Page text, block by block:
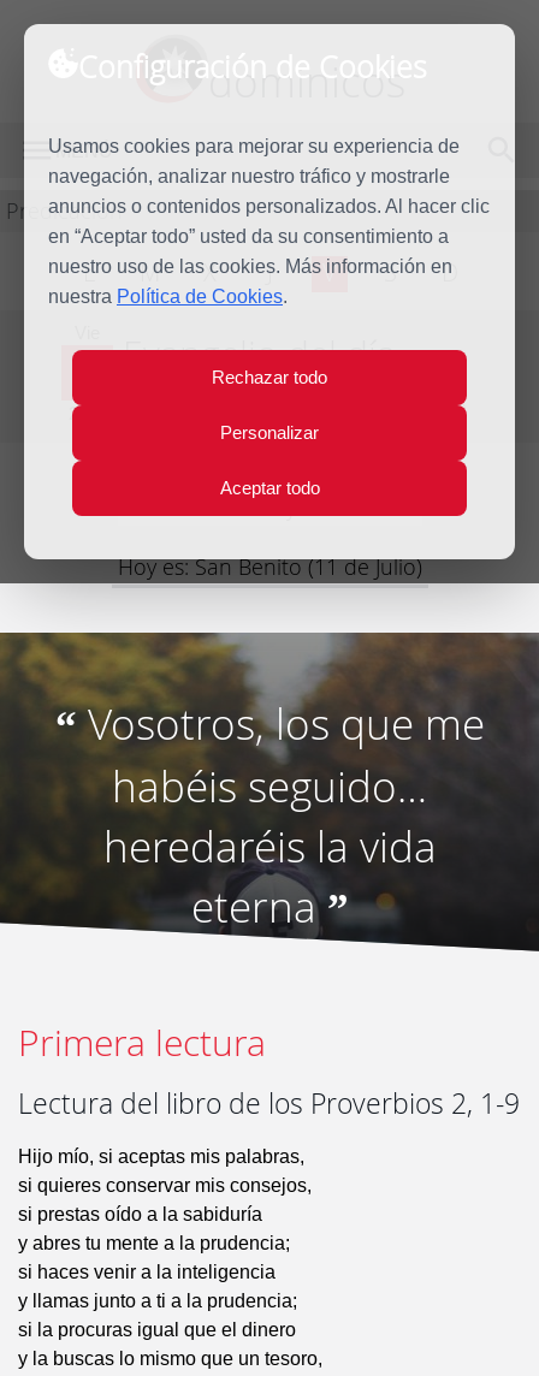
Configuración de Cookies
Usamos cookies para mejorar su experiencia de
navegación, analizar nuestro tráfico y mostrarle
anuncios o contenidos personalizados. Al hacer clic
en “Aceptar todo” usted da su consentimiento a
nuestro uso de las cookies. Más información en
nuestra Política de Cookies.
Rechazar todo
Personalizar
Aceptar todo
dominicos
MENÚ
Predicación
L M X J V S D
11
2014
Evangelio del día
Decimocuarta semana del Tiempo Ordinario
Lecturas del día y comentario
Hoy es: San Benito (11 de Julio)
“Vosotros, los que me
habéis seguido…
heredaréis la vida
eterna”
Primera lectura
Lectura del libro de los Proverbios 2, 1-9
Hijo mío, si aceptas mis palabras,
si quieres conservar mis consejos,
si prestas oído a la sabiduría
y abres tu mente a la prudencia;
si haces venir a la inteligencia
y llamas junto a ti a la prudencia;
si la procuras igual que el dinero
y la buscas lo mismo que un tesoro,